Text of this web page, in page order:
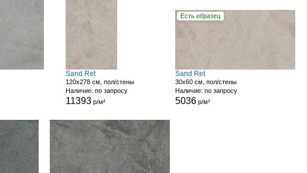
Sand Ret
120x278 см, пол/стены
Наличие: по запросу
11393 р/м²
Есть образец
Sand Ret
30x60 см, пол/стены
Наличие: по запросу
5036 р/м²